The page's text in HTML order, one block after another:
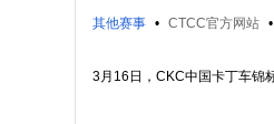
其他赛事 • CTCC官方网站 •
3月16日，CKC中国卡丁车锦